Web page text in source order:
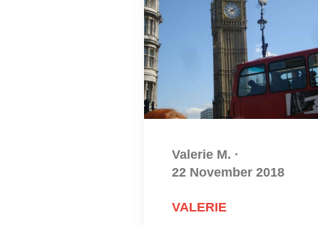
Valerie M. ·
22 November 2018
VALERIE